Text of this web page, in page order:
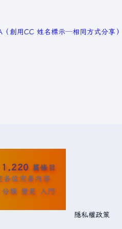
（創用CC 姓名標示─相同方式分享）
1,220 篇條目
各位完善內容
分類 變更 入門
隱私權政策